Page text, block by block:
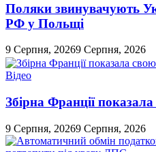
Поляки звинувачують
РФ у Польщі
9 Серпня, 20269 Серпня, 2026
Відео
Збірна Франції
9 Серпня, 20269 Серпня, 2026